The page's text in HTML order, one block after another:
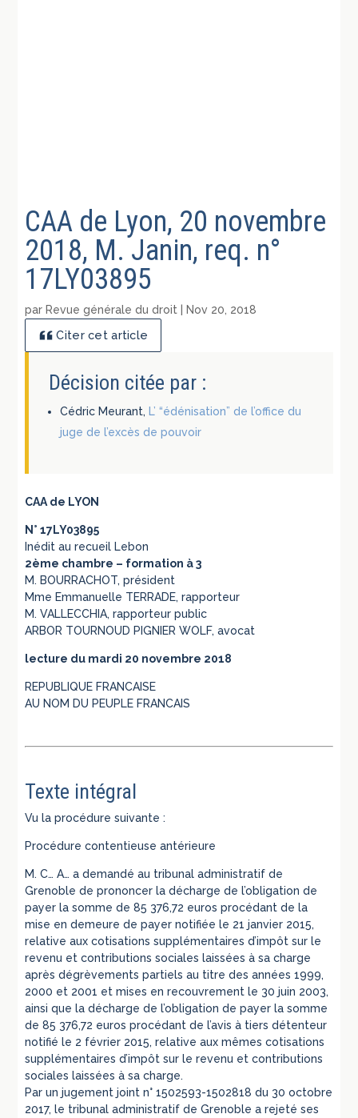
CAA de Lyon, 20 novembre
2018, M. Janin, req. n°
17LY03895
par Revue générale du droit Nov 20, 2018
Citer cet article
Décision citée par :
Cédric Meurant, L’ “édénisation” de l’office du
juge de l’excès de pouvoir
CAA de LYON
N° 17LY03895
Inédit au recueil Lebon
2ème chambre – formation à 3
M. BOURRACHOT, président
Mme Emmanuelle TERRADE, rapporteur
M. VALLECCHIA, rapporteur public
ARBOR TOURNOUD PIGNIER WOLF, avocat
lecture du mardi 20 novembre 2018
REPUBLIQUE FRANCAISE
AU NOM DU PEUPLE FRANCAIS
Texte intégral
Vu la procédure suivante :
Procédure contentieuse antérieure
M. C… A… a demandé au tribunal administratif de
Grenoble de prononcer la décharge de l’obligation de
payer la somme de 85 376,72 euros procédant de la
mise en demeure de payer notifiée le 21 janvier 2015,
relative aux cotisations supplémentaires d’impôt sur le
revenu et contributions sociales laissées à sa charge
après dégrèvements partiels au titre des années 1999,
2000 et 2001 et mises en recouvrement le 30 juin 2003,
ainsi que la décharge de l’obligation de payer la somme
de 85 376,72 euros procédant de l’avis à tiers détenteur
notifié le 2 février 2015, relative aux mêmes cotisations
supplémentaires d’impôt sur le revenu et contributions
sociales laissées à sa charge.
Par un jugement joint n° 1502593-1502818 du 30 octobre
2017, le tribunal administratif de Grenoble a rejeté ses